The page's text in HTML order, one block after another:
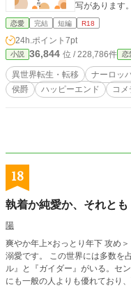
写があります。
恋愛 完結 短編 R18
24h.ポイント 7pt
小説 36,844 位 / 228,786件 恋
異世界転生・転移 ナーロッ
侯爵
ハッピーエンド コ
18
執着か純愛か、それとも
陽
爽やか年上×おっとり年下 攻め＞＞＞＞＞＞受け 基本的に攻めはずっと受けを
溺愛です。 この世界には多数を占める『ノーマル』の人に加えて、『センチネ
ル』と『ガイダー』がいる。セ
にも一般の人よりも優れており